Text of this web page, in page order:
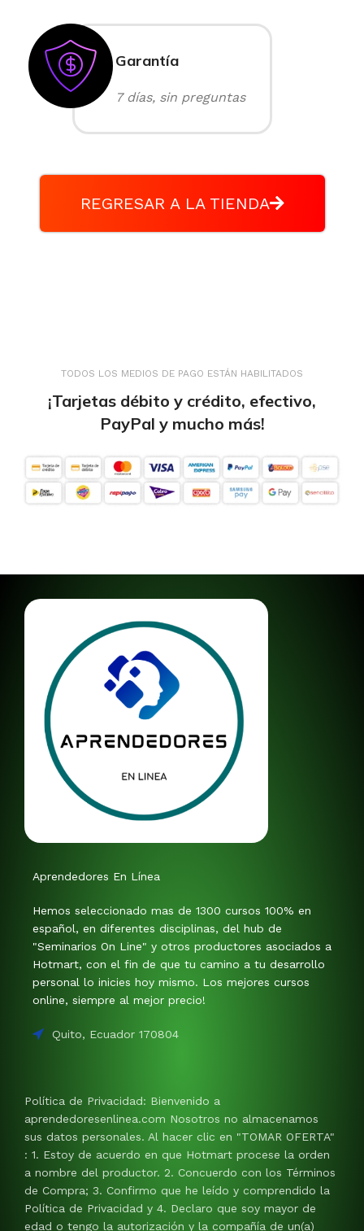
Garantía
7 días, sin preguntas
REGRESAR A LA TIENDA
TODOS LOS MEDIOS DE PAGO ESTÁN HABILITADOS
¡Tarjetas débito y crédito, efectivo,
PayPal y mucho más!
Aprendedores En Línea
Hemos seleccionado mas de 1300 cursos 100% en
español, en diferentes disciplinas, del hub de
"Seminarios On Line" y otros productores asociados a
Hotmart, con el fin de que tu camino a tu desarrollo
personal lo inicies hoy mismo. Los mejores cursos
online, siempre al mejor precio!
Quito, Ecuador 170804
Política de Privacidad: Bienvenido a
aprendedoresenlinea.com Nosotros no almacenamos
sus datos personales. Al hacer clic en "TOMAR OFERTA"
: 1. Estoy de acuerdo en que Hotmart procese la orden
a nombre del productor. 2. Concuerdo con los Términos
de Compra; 3. Confirmo que he leído y comprendido la
Política de Privacidad y 4. Declaro que soy mayor de
edad o tengo la autorización y la compañía de un(a)